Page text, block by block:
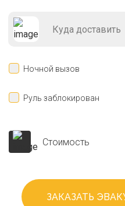
Ночной вызов
Руль заблокирован
Стоимость
ЗАКАЗАТЬ